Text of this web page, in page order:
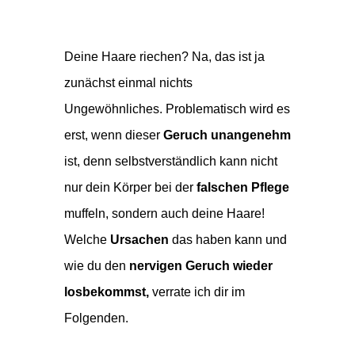
Deine Haare riechen? Na, das ist ja
zunächst einmal nichts
Ungewöhnliches. Problematisch wird es
erst, wenn dieser Geruch unangenehm
ist, denn selbstverständlich kann nicht
nur dein Körper bei der falschen Pflege
muffeln, sondern auch deine Haare!
Welche Ursachen das haben kann und
wie du den nervigen Geruch wieder
losbekommst,verrate ich dir im
Folgenden.